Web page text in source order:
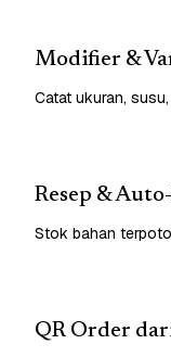
Modifier &
Catat ukuran,
Resep &
Stok bahan
QR Order